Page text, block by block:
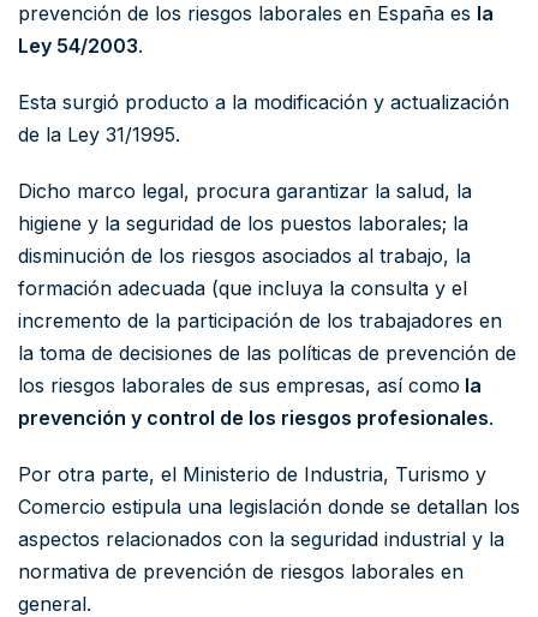
prevención de los riesgos laborales en España es la
Ley 54/2003.
Esta surgió producto a la modificación y actualización
de la Ley 31/1995.
Dicho marco legal, procura garantizar la salud, la
higiene y la seguridad de los puestos laborales; la
disminución de los riesgos asociados al trabajo, la
formación adecuada (que incluya la consulta y el
incremento de la participación de los trabajadores en
la toma de decisiones de las políticas de prevención de
los riesgos laborales de sus empresas, así como la
prevención y control de los riesgos profesionales.
Por otra parte, el Ministerio de Industria, Turismo y
Comercio estipula una legislación donde se detallan los
aspectos relacionados con la seguridad industrial y la
normativa de prevención de riesgos laborales en
general.